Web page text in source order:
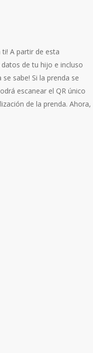
ti! A partir de esta
de tu hijo e incluso
sabe! Si la prenda se
escanear el QR único
de la prenda. Ahora,